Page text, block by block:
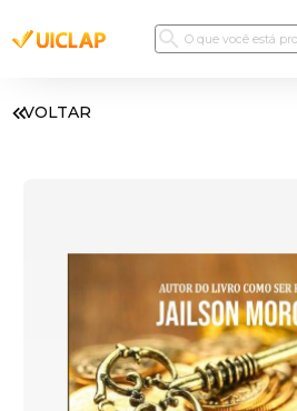
VOLTAR